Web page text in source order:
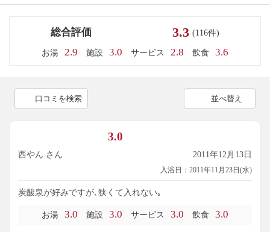
総合評価 3.3 (116件)
お湯 2.9 施設 3.0 サービス 2.8 飲食 3.6
口コミを検索 並べ替え
3.0
西やん さん 2011年12月13日
入浴日：2011年11月23日(水)
炭酸泉が好みですが､狭くて入れない｡
お湯 3.0 施設 3.0 サービス 3.0 飲食 3.0